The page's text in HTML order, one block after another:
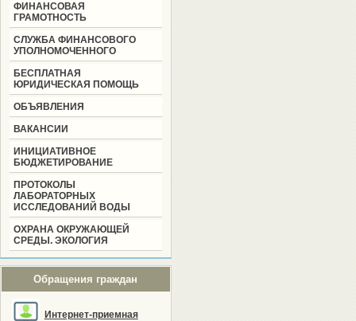
ФИНАНСОВАЯ
ГРАМОТНОСТЬ
СЛУЖБА ФИНАНСОВОГО
УПОЛНОМОЧЕННОГО
БЕСПЛАТНАЯ
ЮРИДИЧЕСКАЯ ПОМОЩЬ
ОБЪЯВЛЕНИЯ
ВАКАНСИИ
ИНИЦИАТИВНОЕ
БЮДЖЕТИРОВАНИЕ
ПРОТОКОЛЫ
ЛАБОРАТОРНЫХ
ИССЛЕДОВАНИЙ ВОДЫ
ОХРАНА ОКРУЖАЮЩЕЙ
СРЕДЫ. ЭКОЛОГИЯ
Обращения граждан
Интернет-приемная